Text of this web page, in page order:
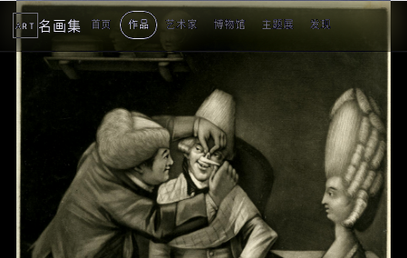
ART 名画集 首页 作品 艺术家 博物馆 主题展 发现